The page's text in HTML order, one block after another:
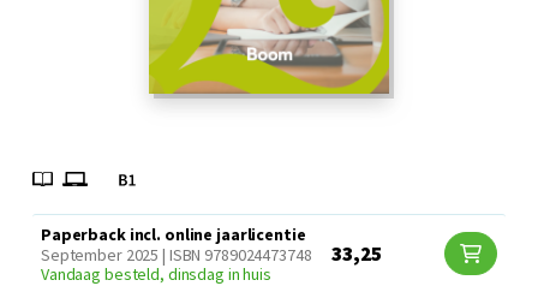
Paperback incl. online jaarlicentie
September 2025 | ISBN 9789024473748
Vandaag besteld, dinsdag in huis
33,25